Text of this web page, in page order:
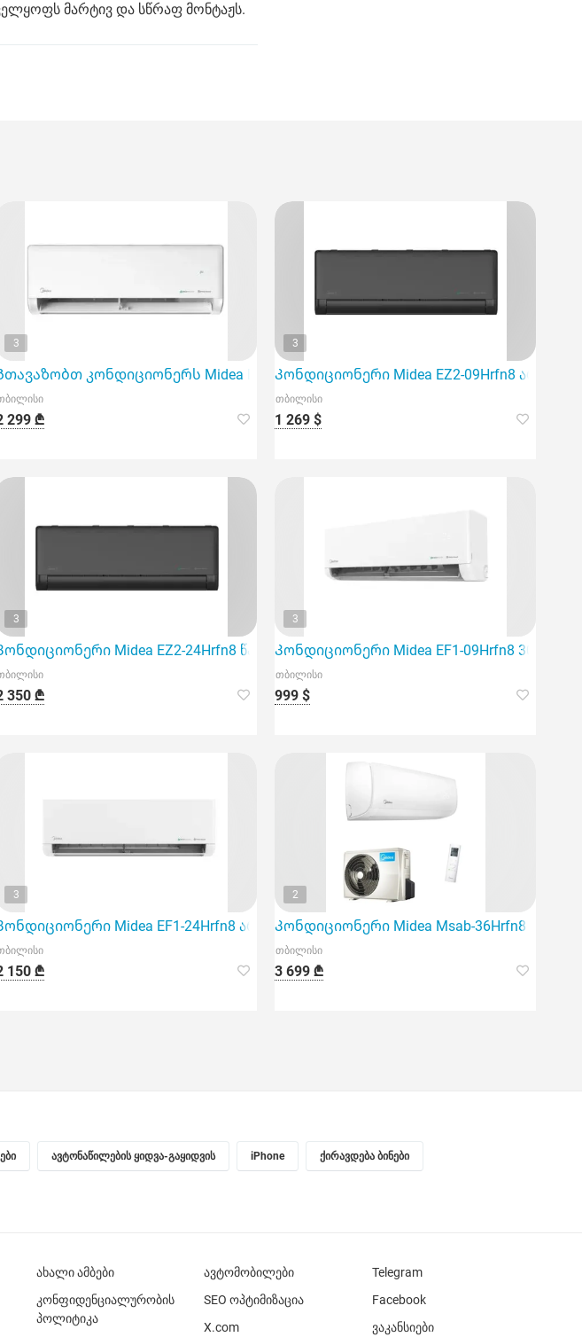
მარტივ და სწრაფ მონტაჟს.
40 მ2 ფართობის საჰაერო გაგ
60 კვ.მ ფართობისთვის და აწვდის ენერგოეფექტურობის მაღალი
3
კონდიციონერს Midea EZ1-24Hrfn8, რომელიც იდეალურია 80მ2
299 ₾
3
Კონდიციონერი Midea EZ2-09Hrfn8 არის
თბილისი
1 269 $
inventer-ს, რომელიც განკუთვნილია 60მ² ფართის ოთახებისთვის.
3
Midea EZ2-24Hrfn8 წარმოადგენს ინვერტერულ სისტემას, რომელიც
350 ₾
3
Კონდიციონერი Midea EF1-09Hrfn8 30მ²
თბილისი
999 $
კონდიციონერს Midea EF1-18Hrfn8, რომელიც განკუთვნილია 60 კვ.
3
Midea EF1-24Hrfn8 არის თანამედროვე ინვერტერის ტექნოლოგიაზე
150 ₾
2
Კონდიციონერი Midea Msab-36Hrfn8
თბილისი
3 699 ₾
ავტონაწილების ყიდვა-გაყიდვის iPhone ქირავდება ბინები
ახალი ამბები
კონფიდენციალურობის
პოლიტიკა
ავტომობილები
SEO ოპტიმიზაცია
X.com
Telegram
Facebook
ვაკანსიები